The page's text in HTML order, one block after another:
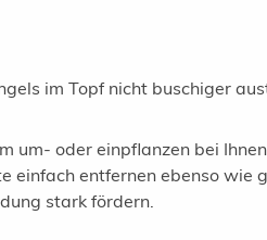
im Topf nicht buschiger
oder einpflanzen bei
entfernen ebenso wie
stark fördern.